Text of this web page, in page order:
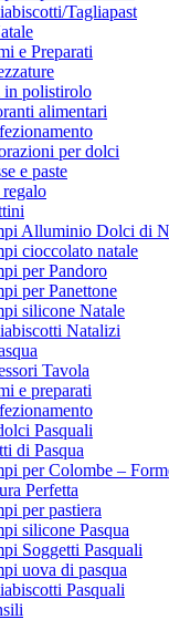
Tagliapast
e Preparati
in polistirolo
alimentari
per dolci
e paste
Alluminio Dolci di
cioccolato natale
per Pandoro
per Panettone
silicone Natale
Natalizi
Tavola
e preparati
Pasquali
di Pasqua
per Colombe –
Perfetta
per pastiera
silicone Pasqua
Soggetti Pasquali
uova di pasqua
Pasquali